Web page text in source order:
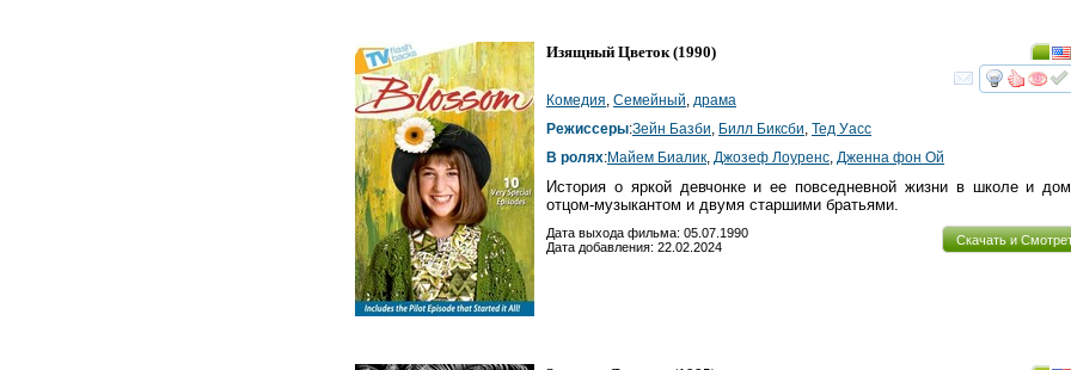
Изящный Цветок (1990)
Комедия Семейный драма
Режиссеры:Зейн Базби Билл Биксби Тед Уасс
В ролях:Майем Биалик Джозеф Лоуренс Дженна фон Ой
История о яркой девчонке и ее повседневной жизни в школе и
отцом-музыкантом и двумя старшими братьями.
Скачать и
Дата выхода фильма: 05.07.1990
Дата добавления: 22.02.2024